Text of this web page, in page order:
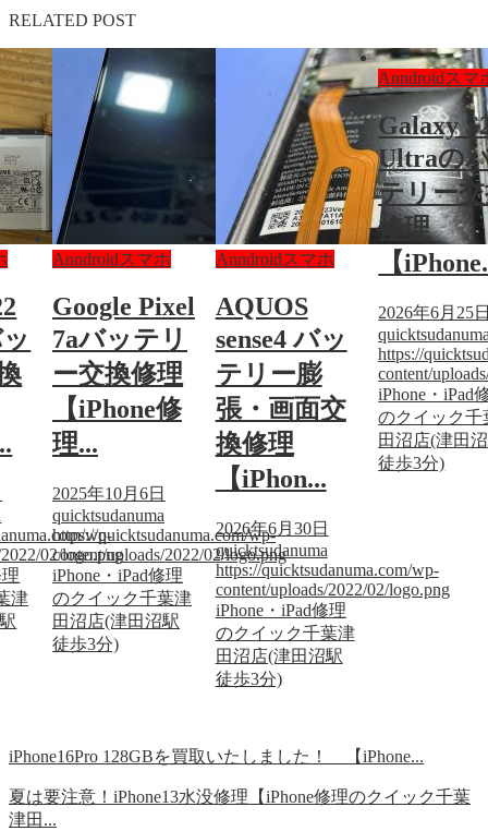
RELATED POST
wp-
02/logo.png
津
Anndroidスマホ
Google Pixel
7aバッテリ
ー交換修理
【iPhone修
理...
2025年10月6日
quicktsudanuma
https://quicktsudanuma.com/wp-
content/uploads/2022/02/logo.png
iPhone・iPad修理
のクイック千葉津
田沼店(津田沼駅
徒歩3分)
Anndroidスマホ
AQUOS
sense4 バッ
テリー膨
張・画面交
換修理
【iPhon...
2026年6月30日
quicktsudanuma
https://quicktsudanuma.com/wp-
content/uploads/2022/02/logo.png
iPhone・iPad修理
のクイック千葉津
田沼店(津田沼駅
徒歩3分)
Anndroidスマ
Galaxy
Ultraの
テリー
修理
【
2026年6月25
https://
content/
iPhone・iPad
のクイック千
田沼店(津田
徒歩3分)
iPhone16Pro 128GBを買取いたしました！ 【iPhone...
夏は要注意！iPhone13水没修理【iPhone修理のクイック千葉
津田...